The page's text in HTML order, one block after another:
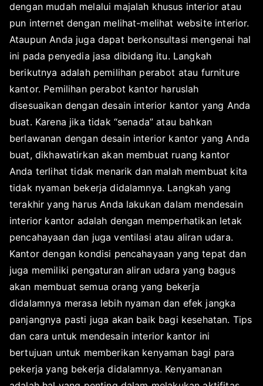
dengan mudah melalui majalah khusus interior atau
pun internet dengan melihat-melihat website interior.
Ataupun Anda juga dapat berkonsultasi mengenai hal
ini pada penyedia jasa dibidang itu. Langkah
berikutnya adalah pemilihan perabot atau furniture
kantor. Pemilihan perabot kantor haruslah
disesuaikan dengan desain interior kantor yang Anda
buat. Karena jika tidak “senada” atau bahkan
berlawanan dengan desain interior kantor yang Anda
buat, dikhawatirkan akan membuat ruang kantor
Anda terlihat tidak menarik dan malah membuat kita
tidak nyaman bekerja didalamnya. Langkah yang
terakhir yang harus Anda lakukan dalam mendesain
interior kantor adalah dengan memperhatikan letak
pencahayaan dan juga ventilasi atau aliran udara.
Kantor dengan kondisi pencahayaan yang tepat dan
juga memiliki pengaturan aliran udara yang bagus
akan membuat semua orang yang bekerja
didalamnya merasa lebih nyaman dan efek jangka
panjangnya pasti juga akan baik bagi kesehatan. Tips
dan cara untuk mendesain interior kantor ini
bertujuan untuk memberikan kenyaman bagi para
pekerja yang bekerja didalamnya. Kenyamanan